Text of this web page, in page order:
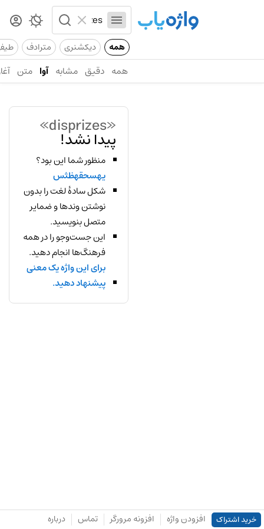
همه دیکشنری مترادف
همه دقیق مشابه آوا متن
«disprizes»
پیدا نشد!
منظور شما این بود؟
یهسحقهظثس
شکل سادهٔ لغت را بدون
نوشتن وندها و ضمایر
متصل بنویسید.
این جست‌وجو را در همه
فرهنگ‌ها انجام دهید.
برای این واژه یک معنی
پیشنهاد دهید.
خرید اشتراک افزودن واژه افزونه مرورگر تماس درباره